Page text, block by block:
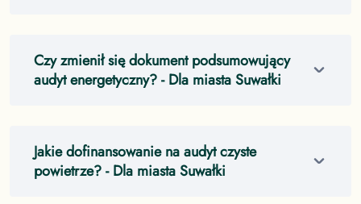
Czy zmienił się dokument podsumowujący
audyt energetyczny?- Dla miasta Suwałki
Jakie dofinansowanie na audyt czyste
powietrze?- Dla miasta Suwałki